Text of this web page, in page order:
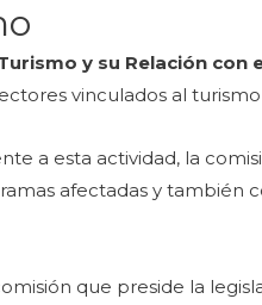
y su Relación con
vinculados al
a esta actividad, la
afectadas y también
que preside la